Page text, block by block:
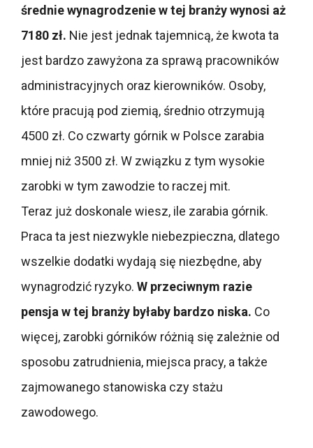
średnie wynagrodzenie w tej branży wynosi aż
7180 zł. Nie jest jednak tajemnicą, że kwota ta
jest bardzo zawyżona za sprawą pracowników
administracyjnych oraz kierowników. Osoby,
które pracują pod ziemią, średnio otrzymują
4500 zł. Co czwarty górnik w Polsce zarabia
mniej niż 3500 zł. W związku z tym wysokie
zarobki w tym zawodzie to raczej mit.
Teraz już doskonale wiesz, ile zarabia górnik.
Praca ta jest niezwykle niebezpieczna, dlatego
wszelkie dodatki wydają się niezbędne, aby
wynagrodzić ryzyko. W przeciwnym razie
pensja w tej branży byłaby bardzo niska. Co
więcej, zarobki górników różnią się zależnie od
sposobu zatrudnienia, miejsca pracy, a także
zajmowanego stanowiska czy stażu
zawodowego.